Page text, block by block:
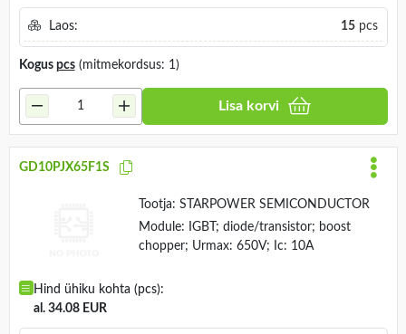
Laos: 15pcs
Kogus pcs(mitmekordsus: 1)
Lisa korvi
GD10PJX65F1S
Tootja: STARPOWER SEMICONDUCTOR
Module: IGBT; diode/transistor; boost
chopper; Urmax: 650V; Ic: 10A
Hind ühiku kohta (pcs):
al. 34.08 EUR